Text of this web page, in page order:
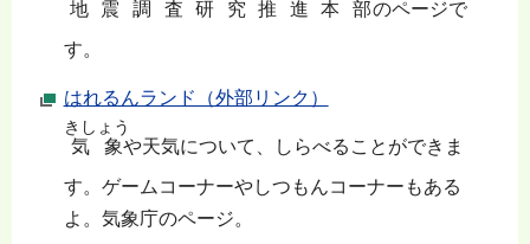
地震調査研究推進本部のページで
す。
はれるんランド（外部リンク）
気象
きしょう
や天気について、しらべることができま
す。ゲームコーナーやしつもんコーナーもある
よ。気象庁のページ。